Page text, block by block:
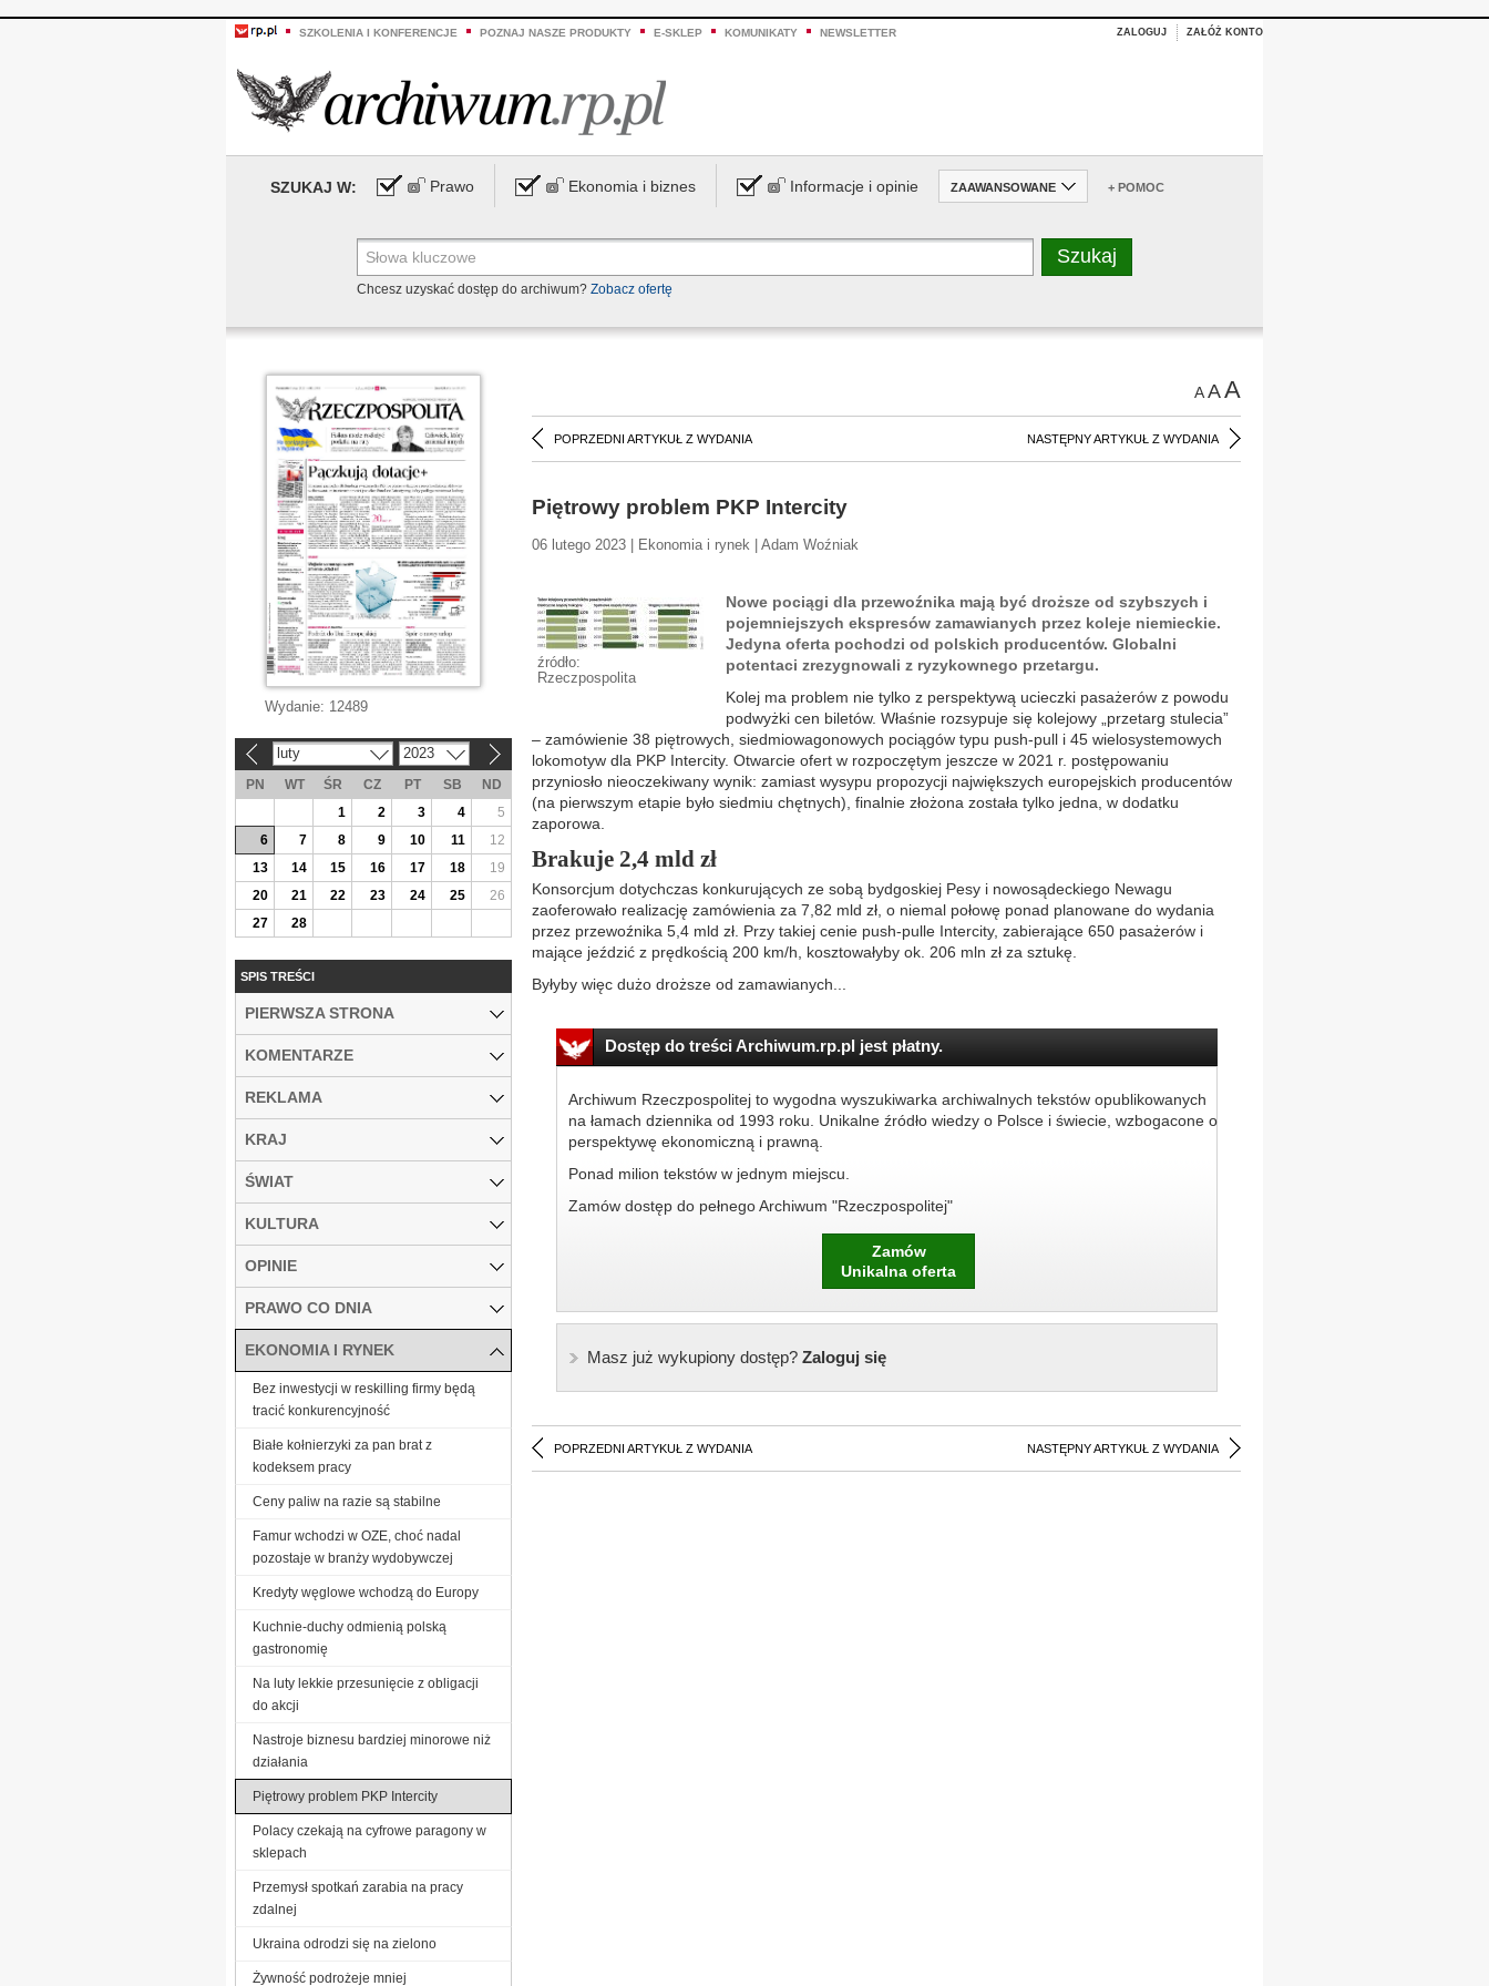
SZKOLENIA I KONFERENCJE POZNAJ NASZE PRODUKTY E-SKLEP KOMUNIKATY NEWSLETTER ZALOGUJ ZAŁÓŻ KONTO
SZUKAJ W: Prawo Ekonomia i biznes Informacje i opinie ZAAWANSOWANE + POMOC
Chcesz uzyskać dostęp do archiwum? Zobacz ofertę
AAA
POPRZEDNI ARTYKUŁ Z WYDANIA NASTĘPNY ARTYKUŁ Z WYDANIA
Piętrowy problem PKP Intercity
06 lutego 2023 | Ekonomia i rynek | Adam Woźniak
źródło:
Rzeczpospolita
Nowe pociągi dla przewoźnika mają być droższe od szybszych i
pojemniejszych ekspresów zamawianych przez koleje niemieckie.
Jedyna oferta pochodzi od polskich producentów. Globalni
potentaci zrezygnowali z ryzykownego przetargu.
Kolej ma problem nie tylko z perspektywą ucieczki pasażerów z powodu
podwyżki cen biletów. Właśnie rozsypuje się kolejowy „przetarg stulecia”
– zamówienie 38 piętrowych, siedmiowagonowych pociągów typu push-pull i 45 wielosystemowych
lokomotyw dla PKP Intercity. Otwarcie ofert w rozpoczętym jeszcze w 2021 r. postępowaniu
przyniosło nieoczekiwany wynik: zamiast wysypu propozycji największych europejskich producentów
(na pierwszym etapie było siedmiu chętnych), finalnie złożona została tylko jedna, w dodatku
zaporowa.
Brakuje 2,4 mld zł
Konsorcjum dotychczas konkurujących ze sobą bydgoskiej Pesy i nowosądeckiego Newagu
zaoferowało realizację zamówienia za 7,82 mld zł, o niemal połowę ponad planowane do wydania
przez przewoźnika 5,4 mld zł. Przy takiej cenie push-pulle Intercity, zabierające 650 pasażerów i
mające jeździć z prędkością 200 km/h, kosztowałyby ok. 206 mln zł za sztukę.
Byłyby więc dużo droższe od zamawianych...
Dostęp do treści Archiwum.rp.pl jest płatny.
Archiwum Rzeczpospolitej to wygodna wyszukiwarka archiwalnych tekstów opublikowanych
na łamach dziennika od 1993 roku. Unikalne źródło wiedzy o Polsce i świecie, wzbogacone o
perspektywę ekonomiczną i prawną.
Ponad milion tekstów w jednym miejscu.
Zamów dostęp do pełnego Archiwum "Rzeczpospolitej"
Zamów
Unikalna oferta
Masz już wykupiony dostęp?Zaloguj się
POPRZEDNI ARTYKUŁ Z WYDANIA NASTĘPNY ARTYKUŁ Z WYDANIA
Wydanie: 12489
luty 2023
PN WT ŚR CZ PT SB
ND
1
2 3 4
5
6
7 8 9 10 11
12
13
14 15 16 17 18
19
20
21 22 23 24 25
26
27
28
SPIS TREŚCI
PIERWSZA STRONA
KOMENTARZE
REKLAMA
KRAJ
ŚWIAT
KULTURA
OPINIE
PRAWO CO DNIA
EKONOMIA I RYNEK
Bez inwestycji w reskilling firmy będą
tracić konkurencyjność
Białe kołnierzyki za pan brat z
kodeksem pracy
Ceny paliw na razie są stabilne
Famur wchodzi w OZE, choć nadal
pozostaje w branży wydobywczej
Kredyty węglowe wchodzą do Europy
Kuchnie-duchy odmienią polską
gastronomię
Na luty lekkie przesunięcie z obligacji
do akcji
Nastroje biznesu bardziej minorowe niż
działania
Piętrowy problem PKP Intercity
Polacy czekają na cyfrowe paragony w
sklepach
Przemysł spotkań zarabia na pracy
zdalnej
Ukraina odrodzi się na zielono
Żywność podrożeje mniej